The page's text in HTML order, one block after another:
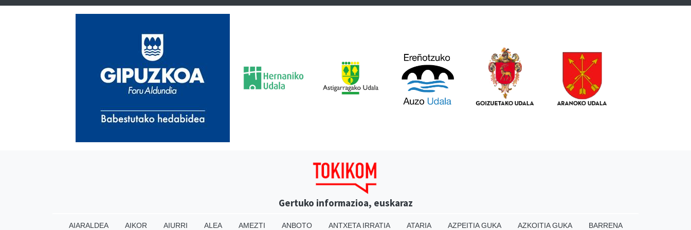
Gertuko informazioa, euskaraz
AIARALDEA AIKOR AIURRI ALEA AMEZTI ANBOTO ANTXETA IRRATIA ATARIA AZPEITIA GUKA AZKOITIA GUKA BARRENA